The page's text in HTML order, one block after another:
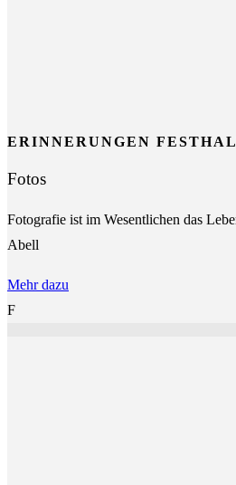
ERINNERUNGEN
Fotos
Fotografie ist im Wesentlichen das
Abell
Mehr dazu
F